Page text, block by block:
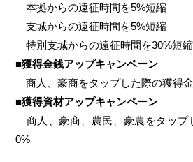
本拠からの遠征時間を5%短縮
支城からの遠征時間を5%短縮
特別支城からの遠征時間を30%短縮
■獲得金銭アップキャンペーン
商人、豪商をタップした際の獲得
■獲得資材アップキャンペーン
商人、豪商、農民、豪農をタップ
0%